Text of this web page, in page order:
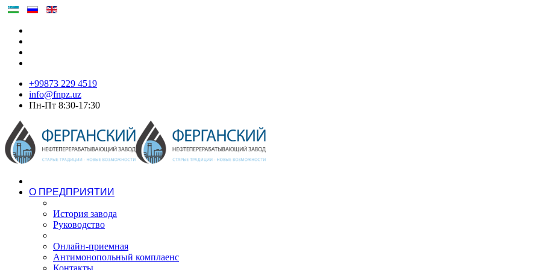
+99873 229 4519
info@fnpz.uz
Пн-Пт 8:30-17:30
О ПРЕДПРИЯТИИ
История завода
Руководство
Онлайн-приемная
Антимонопольный комплаенс
Контакты